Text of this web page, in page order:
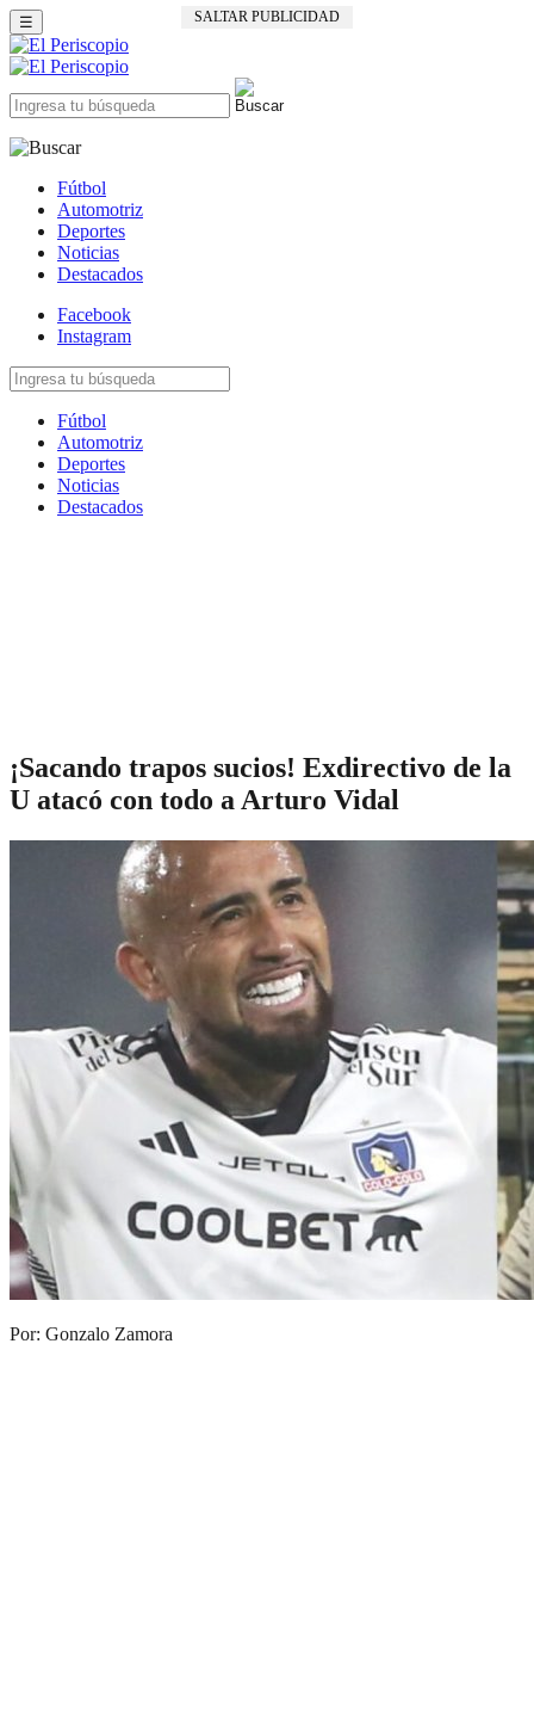
SALTAR PUBLICIDAD
☰
Fútbol
Automotriz
Deportes
Noticias
Destacados
Facebook
Instagram
Fútbol
Automotriz
Deportes
Noticias
Destacados
¡Sacando trapos sucios! Exdirectivo de la
U atacó con todo a Arturo Vidal
Por: Gonzalo Zamora